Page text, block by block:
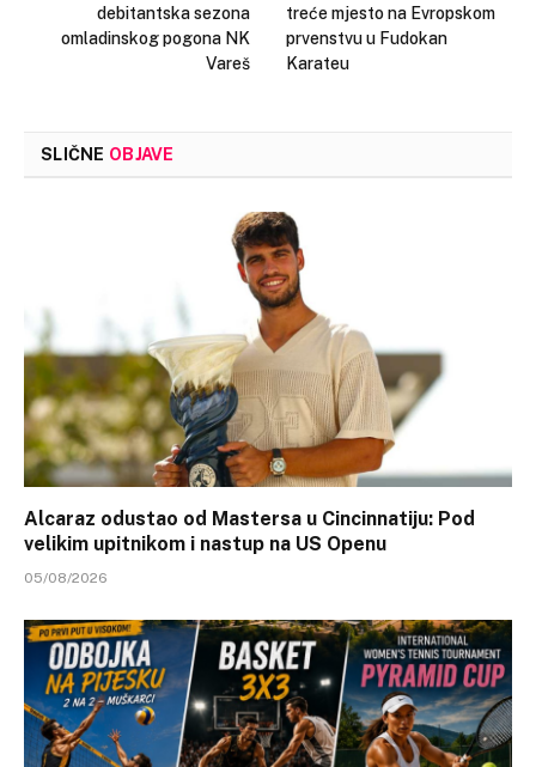
debitantska sezona
omladinskog pogona NK
Vareš
treće mjesto na Evropskom
prvenstvu u Fudokan
Karateu
SLIČNE OBJAVE
Alcaraz odustao od Mastersa u Cincinnatiju: Pod
velikim upitnikom i nastup na US Openu
05/08/2026